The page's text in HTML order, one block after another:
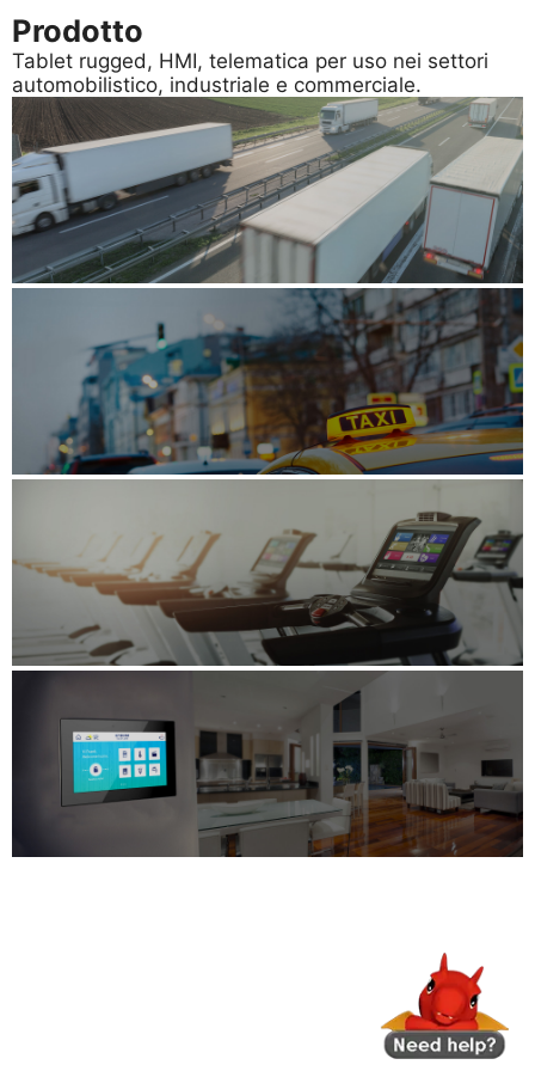
Prodotto
Tablet rugged, HMI, telematica per uso nei settori
automobilistico, industriale e commerciale.